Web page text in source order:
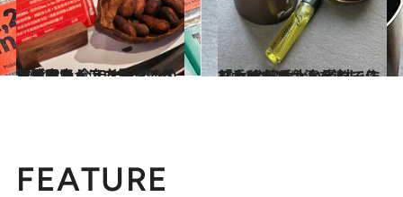
2024.8.7
食料品からアウトドアグッズまで 今年オープンの古民家ストアで見つける台湾土産
旅＆お出かけ 2024.7.12
「香り」で台湾を楽しむ！ 台湾らしい素材で作り上げた 香水とピロースプレー
旅＆お出かけ
FEATURE